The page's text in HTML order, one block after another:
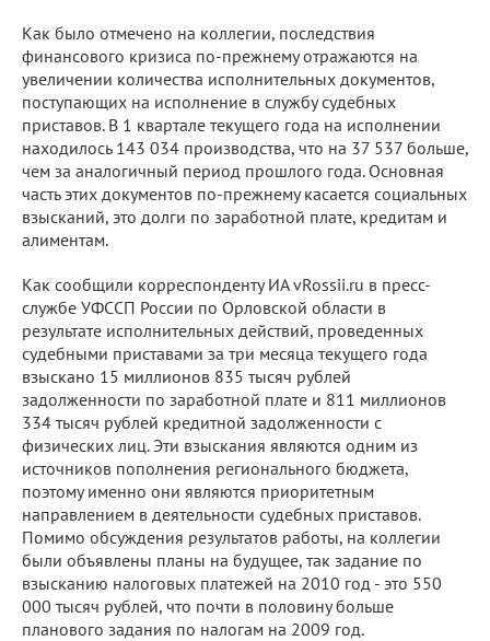
Как было отмечено на коллегии, последствия
финансового кризиса по-прежнему отражаются на
увеличении количества исполнительных документов,
поступающих на исполнение в службу судебных
приставов. В 1 квартале текущего года на исполнении
находилось 143 034 производства, что на 37 537 больше,
чем за аналогичный период прошлого года. Основная
часть этих документов по-прежнему касается социальных
взысканий, это долги по заработной плате, кредитам и
алиментам.
Как сообщили корреспонденту ИА vRossii.ru в пресс-
службе УФССП России по Орловской области в
результате исполнительных действий, проведенных
судебными приставами за три месяца текущего года
взыскано 15 миллионов 835 тысяч рублей
задолженности по заработной плате и 811 миллионов
334 тысяч рублей кредитной задолженности с
физических лиц. Эти взыскания являются одним из
источников пополнения регионального бюджета,
поэтому именно они являются приоритетным
направлением в деятельности судебных приставов.
Помимо обсуждения результатов работы, на коллегии
были объявлены планы на будущее, так задание по
взысканию налоговых платежей на 2010 год - это 550
000 тысяч рублей, что почти в половину больше
планового задания по налогам на 2009 год.